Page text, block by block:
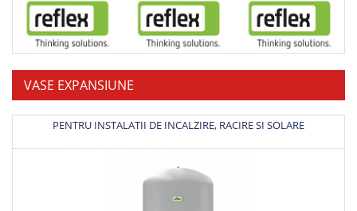
VASE EXPANSIUNE
PENTRU INSTALATII DE INCALZIRE, RACIRE SI SOLARE